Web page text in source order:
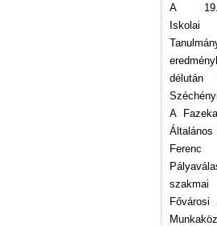
A 19.
Iskolai
A
Általános
Ferenc
szakmai